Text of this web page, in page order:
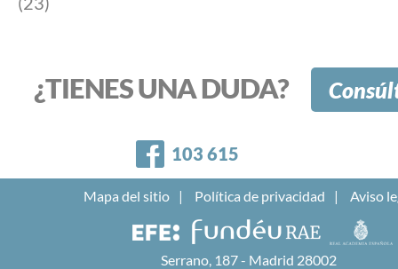
¿TIENES UNA DUDA?
Facebook
103 615
Mapa del sitio Política de privacidad Aviso
Serrano, 187 - Madrid 28002